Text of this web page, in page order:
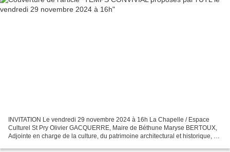
INVITATION Le vendredi 29 novembre 2024 à 16h La Chapelle / Espace
Culturel St Pry Olivier GACQUERRE, Maire de Béthune Maryse BERTOUX,
Adjointe en charge de la culture, du patrimoine architectural et historique, du